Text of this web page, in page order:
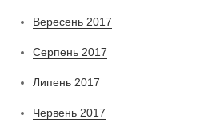
Вересень 2017
Серпень 2017
Липень 2017
Червень 2017